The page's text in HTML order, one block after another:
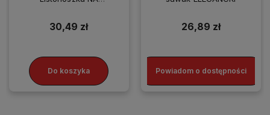
30,49 zł
Do koszyka
26,89 zł
Powiadom o dostępności